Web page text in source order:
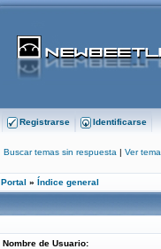
Registrarse Identificarse
Buscar temas sin respuesta | Ver
Portal » Índice general
Nombre de Usuario: